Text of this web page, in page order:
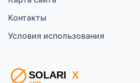
Контакты
Условия использования